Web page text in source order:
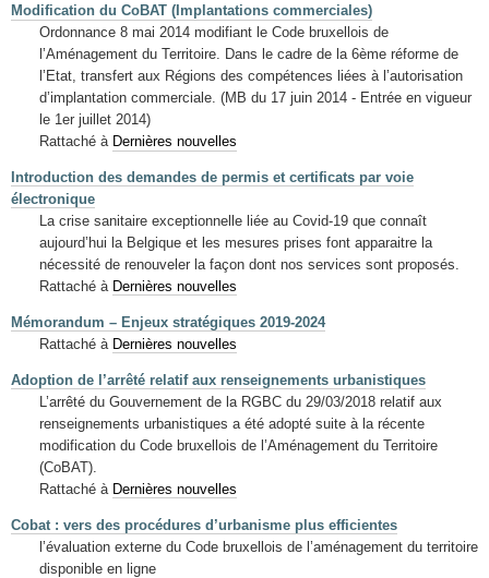
Modification du CoBAT (Implantations commerciales)
Ordonnance 8 mai 2014 modifiant le Code bruxellois de
l’Aménagement du Territoire. Dans le cadre de la 6ème réforme de
l’Etat, transfert aux Régions des compétences liées à l’autorisation
d’implantation commerciale. (MB du 17 juin 2014 - Entrée en vigueur
le 1er juillet 2014)
Rattaché à Dernières nouvelles
Introduction des demandes de permis et certificats par voie
électronique
La crise sanitaire exceptionnelle liée au Covid-19 que connaît
aujourd’hui la Belgique et les mesures prises font apparaitre la
nécessité de renouveler la façon dont nos services sont proposés.
Rattaché à Dernières nouvelles
Mémorandum – Enjeux stratégiques 2019-2024
Rattaché à Dernières nouvelles
Adoption de l’arrêté relatif aux renseignements urbanistiques
L’arrêté du Gouvernement de la RGBC du 29/03/2018 relatif aux
renseignements urbanistiques a été adopté suite à la récente
modification du Code bruxellois de l’Aménagement du Territoire
(CoBAT).
Rattaché à Dernières nouvelles
Cobat : vers des procédures d’urbanisme plus efficientes
l’évaluation externe du Code bruxellois de l’aménagement du territoire
disponible en ligne